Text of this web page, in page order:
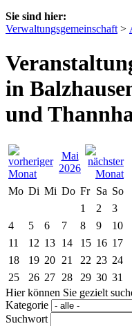
Sie sind hier:
Verwaltungsgemeinschaft >
in
und
Mai
2026
Mo Di Mi Do Fr Sa So
1
2
3
4
5 6 7 8 9
10
11
12 13 14 15 16 17
18
19 20 21 22 23 24
25
26 27 28 29 30 31
Hier können Sie gezielt
Kategorie
Suchwort